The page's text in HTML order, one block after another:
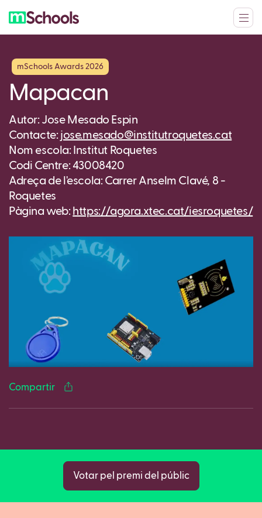
mSchools Awards 2026
Mapacan
Autor: Jose Mesado Espin
Contacte: jose.mesado@institutroquetes.cat
Nom escola: Institut Roquetes
Codi Centre: 43008420
Adreça de l'escola: Carrer Anselm Clavé, 8 -
Roquetes
Pàgina web: https://agora.xtec.cat/iesroquetes/
Compartir
Facebook
Twitter
LinkedIn
WhatsApp
Reddit
Votar pel premi del públic